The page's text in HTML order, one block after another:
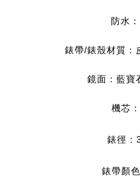
防水
錶帶/錶殼材質：
鏡面：藍寶
機芯
錶徑：
錶帶顏